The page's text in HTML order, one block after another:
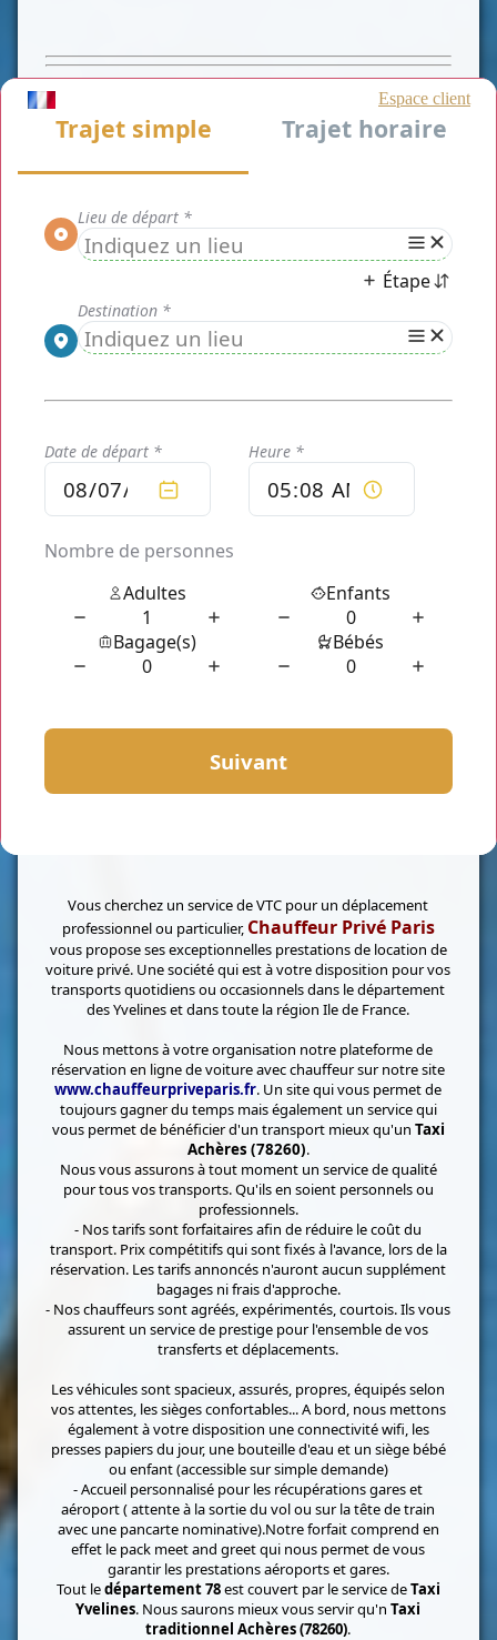
CLASSE AFFAIRE
CLASSE VAN
Vous cherchez un service de VTC pour un déplacement
professionnel ou particulier, Chauffeur Privé Paris
vous propose ses exceptionnelles prestations de location de
voiture privé. Une société qui est à votre disposition pour vos
transports quotidiens ou occasionnels dans le département
des Yvelines et dans toute la région Ile de France.
Nous mettons à votre organisation notre plateforme de
réservation en ligne de voiture avec chauffeur sur notre site
www.chauffeurpriveparis.fr. Un site qui vous permet de
toujours gagner du temps mais également un service qui
vous permet de bénéficier d'un transport mieux qu'un Taxi
Achères (78260).
Nous vous assurons à tout moment un service de qualité
pour tous vos transports. Qu'ils en soient personnels ou
professionnels.
- Nos tarifs sont forfaitaires afin de réduire le coût du
transport. Prix compétitifs qui sont fixés à l'avance, lors de la
réservation. Les tarifs annoncés n'auront aucun supplément
bagages ni frais d'approche.
- Nos chauffeurs sont agréés, expérimentés, courtois. Ils vous
assurent un service de prestige pour l'ensemble de vos
transferts et déplacements.
Les véhicules sont spacieux, assurés, propres, équipés selon
vos attentes, les sièges confortables... A bord, nous mettons
également à votre disposition une connectivité wifi, les
presses papiers du jour, une bouteille d'eau et un siège bébé
ou enfant (accessible sur simple demande)
- Accueil personnalisé pour les récupérations gares et
aéroport ( attente à la sortie du vol ou sur la tête de train
avec une pancarte nominative).Notre forfait comprend en
effet le pack meet and greet qui nous permet de vous
garantir les prestations aéroports et gares.
Tout ledépartement 78est couvert par le service deTaxi
Yvelines. Nous saurons mieux vous servir qu'nTaxi
traditionnel Achères (78260).